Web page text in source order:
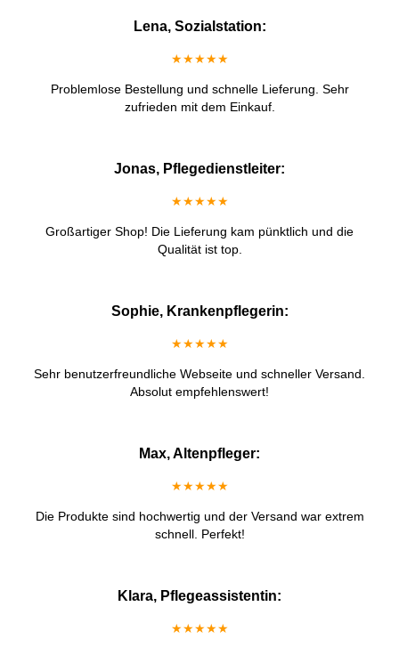
Lena, Sozialstation:
★★★★★
Problemlose Bestellung und schnelle Lieferung. Sehr
zufrieden mit dem Einkauf.
Jonas, Pflegedienstleiter:
★★★★★
Großartiger Shop! Die Lieferung kam pünktlich und die
Qualität ist top.
Sophie, Krankenpflegerin:
★★★★★
Sehr benutzerfreundliche Webseite und schneller Versand.
Absolut empfehlenswert!
Max, Altenpfleger:
★★★★★
Die Produkte sind hochwertig und der Versand war extrem
schnell. Perfekt!
Klara, Pflegeassistentin:
★★★★★